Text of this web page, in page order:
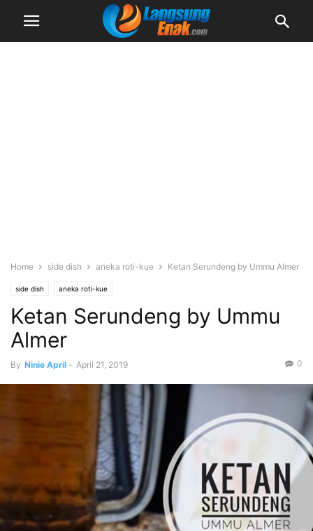
Home side dish aneka roti-kue Ketan Serundeng by Ummu Almer
side dish aneka roti-kue
Ketan Serundeng by Ummu
Almer
By Ninie April - April 21, 2019 0